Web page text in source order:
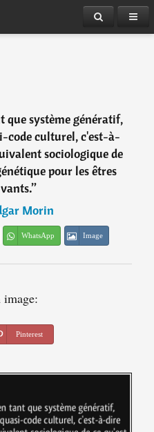
que système génératif,
code culturel, c'est-à-
sociologique de
pour les êtres
”
Morin
WhatsApp Image
Pinterest